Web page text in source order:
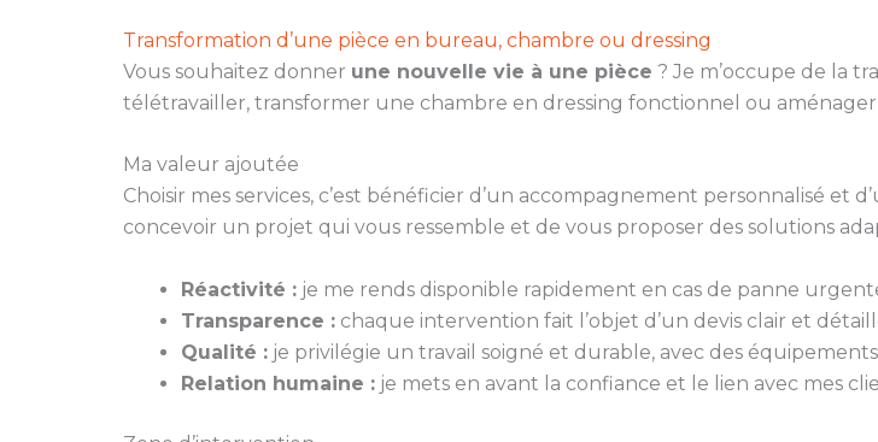
Transformation d’une pièce en bureau, chambre ou dressing
Vous souhaitez donner une nouvelle vie à une pièce ? Je m’occupe de la
télétravailler, transformer une chambre en dressing fonctionnel ou
Ma valeur ajoutée
Choisir mes services, c’est bénéficier d’un accompagnement personnalisé et
concevoir un projet qui vous ressemble et de vous proposer des solutions
Réactivité : je me rends disponible rapidement en cas de panne
Transparence : chaque intervention fait l’objet d’un devis clair et
Qualité : je privilégie un travail soigné et durable, avec des
Relation humaine : je mets en avant la confiance et le lien avec mes